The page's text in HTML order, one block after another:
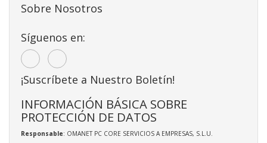
Sobre Nosotros
Síguenos en:
¡Suscríbete a Nuestro Boletín!
INFORMACIÓN BÁSICA SOBRE
PROTECCIÓN DE DATOS
Responsable: OMANET PC CORE SERVICIOS A EMPRESAS, S.L.U.